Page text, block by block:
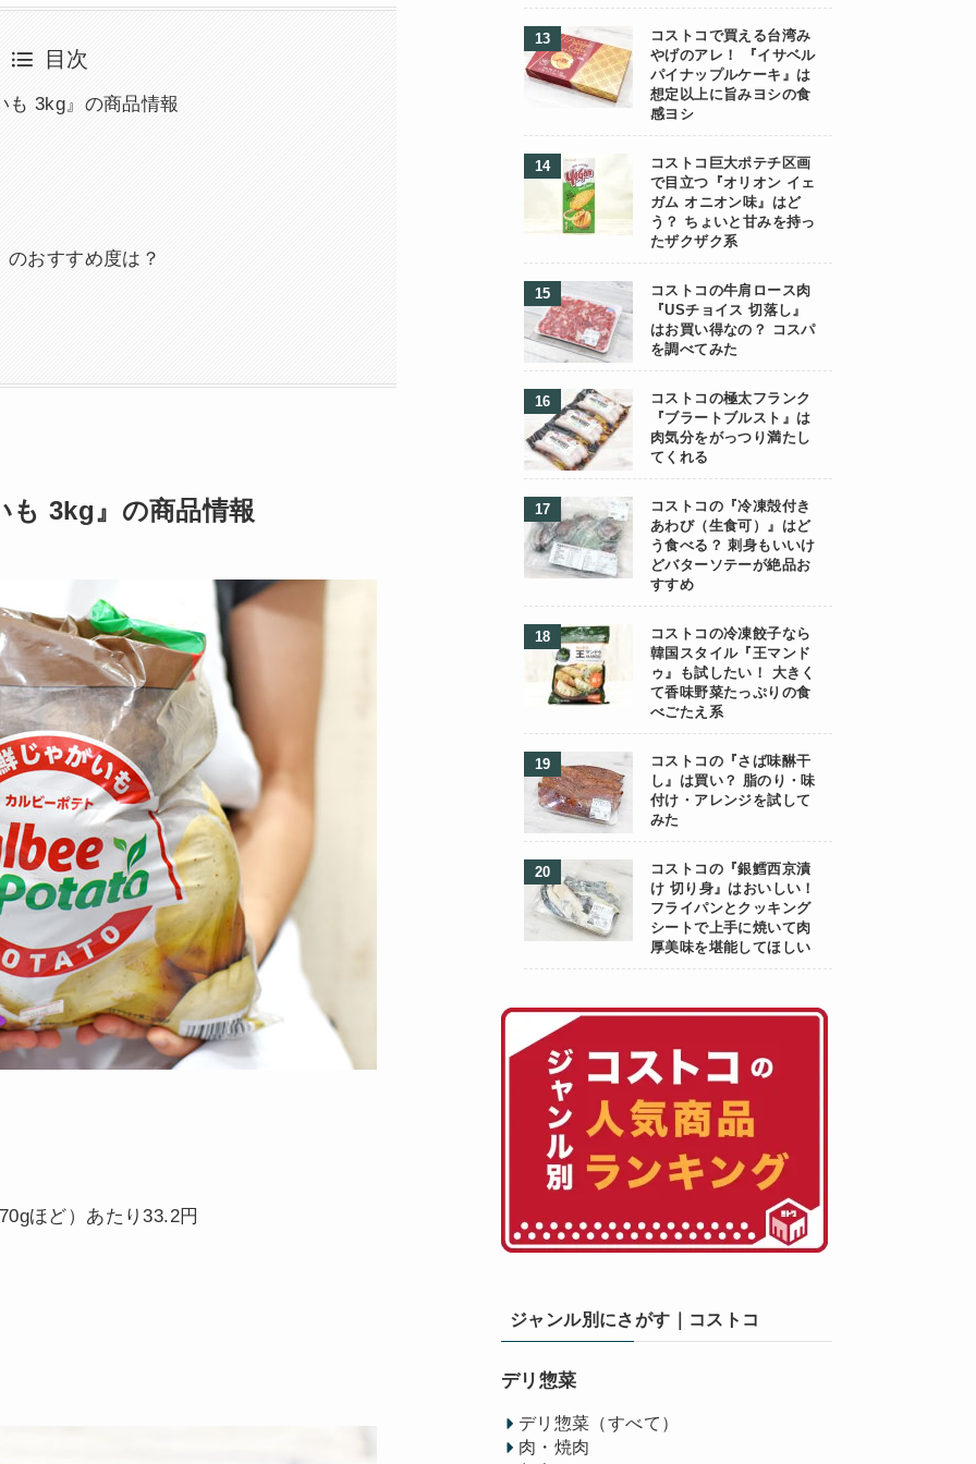
目次
も 3kg』の商品情報
おすすめ度は？
3kg』の商品情報
ほど）あたり33.2円
コストコで買える台湾み
やげのアレ！ 『イサベル
パイナップルケーキ』は
想定以上に旨みヨシの食
感ヨシ
コストコ巨大ポテチ区画
で目立つ『オリオン イェ
ガム オニオン味』はど
う？ ちょいと甘みを持っ
たザクザク系
コストコの牛肩ロース肉
『USチョイス 切落し』
はお買い得なの？ コスパ
を調べてみた
コストコの極太フランク
『ブラートブルスト』は
肉気分をがっつり満たし
てくれる
コストコの『冷凍殻付き
あわび（生食可）』はど
う食べる？ 刺身もいいけ
どバターソテーが絶品お
すすめ
コストコの冷凍餃子なら
韓国スタイル『王マンド
ゥ』も試したい！ 大きく
て香味野菜たっぷりの食
べごたえ系
コストコの『さば味醂干
し』は買い？ 脂のり・味
付け・アレンジを試して
みた
コストコの『銀鱈西京漬
け 切り身』はおいしい！
フライパンとクッキング
シートで上手に焼いて肉
厚美味を堪能してほしい
ジャンル別にさがす｜コストコ
デリ惣菜
デリ惣菜（すべて）
肉・焼肉